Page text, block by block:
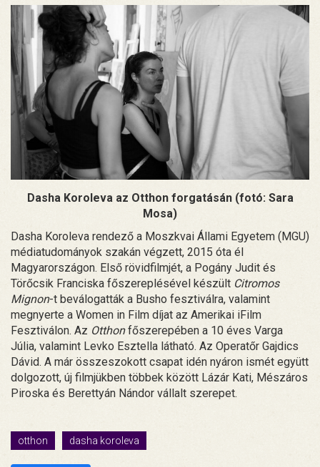
Dasha Koroleva az Otthon forgatásán (fotó: Sara
Mosa)
Dasha Koroleva rendező a Moszkvai Állami Egyetem (MGU)
médiatudományok szakán végzett, 2015 óta él
Magyarországon. Első rövidfilmjét, a Pogány Judit és
Törőcsik Franciska főszereplésével készült Citromos
Mignon-t beválogatták a Busho fesztiválra, valamint
megnyerte a Women in Film díjat az Amerikai iFilm
Fesztiválon. Az Otthonfőszerepében a 10 éves Varga
Júlia, valamint Levko Esztella látható. Az Operatőr Gajdics
Dávid. A már összeszokott csapat idén nyáron ismét együtt
dolgozott, új filmjükben többek között Lázár Kati, Mészáros
Piroska és Berettyán Nándor vállalt szerepet.
otthon dasha koroleva